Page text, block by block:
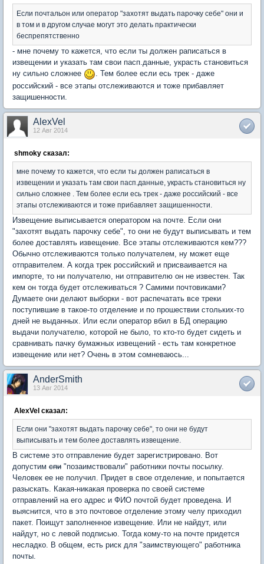
Если почтальон или оператор "захотят выдать парочку себе" они и
в том и в другом случае могут это делать практически
беспрепятственно
- мне почему то кажется, что если ты должен раписаться в
извещении и указать там свои пасп.данные, украсть становиться
ну сильно сложнее
. Тем более если есь трек - даже
российский - все этапы отслеживаются и тоже прибавляет
защишенности.
AlexVel
12 Авг 2014
shmoky сказал:
мне почему то кажется, что если ты должен раписаться в
извещении и указать там свои пасп.данные, украсть становиться ну
сильно сложнее . Тем более если есь трек - даже российский - все
этапы отслеживаются и тоже прибавляет защишенности.
Извещение выписывается оператором на почте. Если они
"захотят выдать парочку себе", то они не будут выписывать и тем
более доставлять извещение. Все этапы отслеживаются кем???
Обычно отслеживаются только получателем, ну может еще
отправителем. А когда трек российский и присваивается на
импорте, то ни получателю, ни отправителю он не известен. Так
кем он тогда будет отслеживаться ? Самими почтовиками?
Думаете они делают выборки - вот распечатать все треки
поступившие в такое-то отделение и по прошествии стольких-то
дней не выданных. Или если оператор вбил в БД операцию
выдачи получателю, которой не было, то кто-то будет сидеть и
сравнивать пачку бумажных извещений - есть там конкретное
извещение или нет? Очень в этом сомневаюсь...
AnderSmith
13 Авг 2014
AlexVel сказал:
Если они "захотят выдать парочку себе", то они не будут
выписывать и тем более доставлять извещение.
В системе это отправление будет зарегистрировано. Вот
допустим спи "позаимствовали" работники почты посылку.
Человек ее не получил. Придет в свое отделение, и попытается
разыскать. Какая-никакая проверка по своей системе
отправлений на его адрес и ФИО почтой будет проведена. И
выяснится, что в это почтовое отделение этому челу приходил
пакет. Поищут заполненное извещение. Или не найдут, или
найдут, но с левой подписью. Тогда кому-то на почте придется
несладко. В общем, есть риск для "заимствующего" работника
почты.